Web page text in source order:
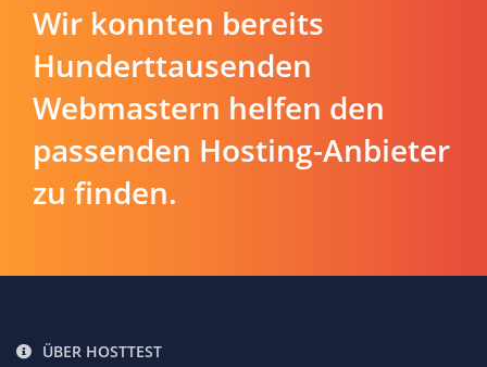
Wir konnten bereits
Hunderttausenden
Webmastern helfen den
passenden Hosting-Anbieter
zu finden.
ÜBER HOSTTEST